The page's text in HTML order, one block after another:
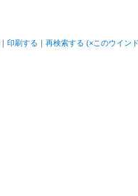
｜ 印刷する ｜ 再検索する (×このウイン